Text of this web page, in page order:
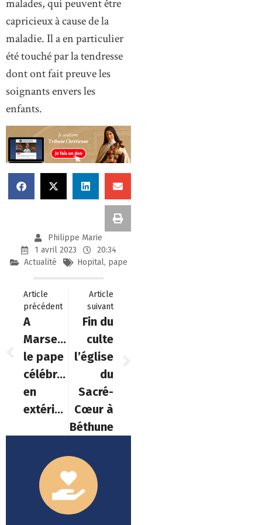
malades, qui peuvent être
capricieux à cause de la
maladie. Il a en particulier
été touché par la tendresse
dont ont fait preuve les
soignants envers les
enfants.
Philippe Marie
1 avril 2023
20:34
Actualité
Hopital, pape
Article
précédent
A
Marseille
le pape
célébrera
en
extérieur
Article
suivant
Fin du
culte
l’église
du
Sacré-
Cœur à
Béthune